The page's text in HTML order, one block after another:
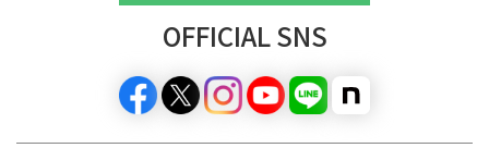
OFFICIAL SNS